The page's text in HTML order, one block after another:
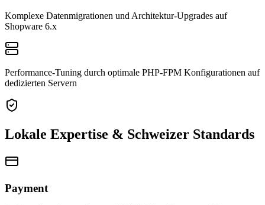
Komplexe Datenmigrationen und Architektur-Upgrades auf
Shopware 6.x
Performance-Tuning durch optimale PHP-FPM Konfigurationen auf
dedizierten Servern
Lokale Expertise & Schweizer Standards
Payment